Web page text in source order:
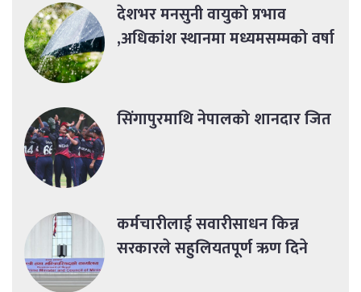
देशभर मनसुनी वायुको प्रभाव
,अधिकांश स्थानमा मध्यमसम्मको वर्षा
सिंगापुरमाथि नेपालको शानदार जित
कर्मचारीलाई सवारीसाधन किन्न
सरकारले सहुलियतपूर्ण ऋण दिने